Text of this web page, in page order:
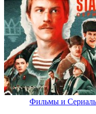
Фильмы и